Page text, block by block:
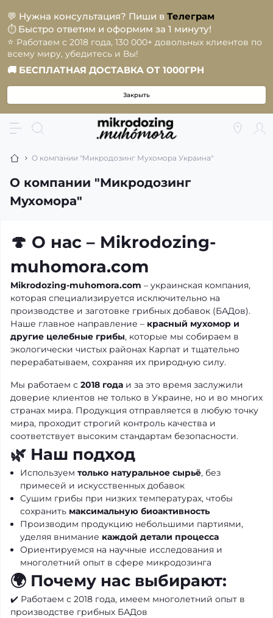
💬 Нужна консультация? Пиши в Телеграм
⏱️ Быстро ответим и оформим за 1 минуту!
⭐️ Работаем с 2018 года, 130 000+ довольных клиентов по
всему миру, убедитесь и Вы!
🚚 БЕСПЛАТНАЯ ДОСТАВКА ОТ 1000ГРН
Закрыть
О компании "Микродозинг Мухомора Украина"
О компании "Микродозинг
Мухомора"
🍄 О нас – Mikrodozing-
muhomora.com
Mikrodozing-muhomora.com – украинская компания,
которая специализируется исключительно на
производстве и заготовке грибных добавок (БАДов).
Наше главное направление – красный мухомор и
другие целебные грибы, которые мы собираем в
экологически чистых районах Карпат и тщательно
перерабатываем, сохраняя их природную силу.
Мы работаем с 2018 года и за это время заслужили
доверие клиентов не только в Украине, но и во многих
странах мира. Продукция отправляется в любую точку
мира, проходит строгий контроль качества и
соответствует высоким стандартам безопасности.
🌿 Наш подход
Используем только натуральное сырьё, без
примесей и искусственных добавок
Сушим грибы при низких температурах, чтобы
сохранить максимальную биоактивность
Производим продукцию небольшими партиями,
уделяя внимание каждой детали процесса
Ориентируемся на научные исследования и
многолетний опыт в сфере микродозинга
🌍 Почему нас выбирают:
✔️ Работаем с 2018 года, имеем многолетний опыт в
производстве грибных БАДов